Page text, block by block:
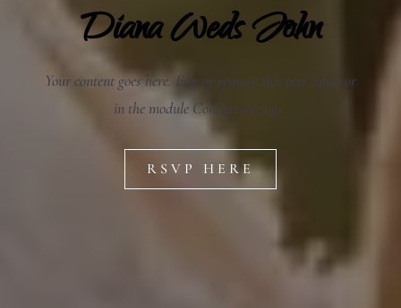
Diana Weds John
Your content goes here. Edit or remove this text inline or
in the module Content settings.
RSVP HERE